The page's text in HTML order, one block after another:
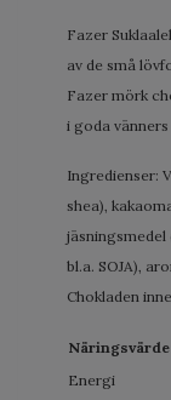
Fazer
av de små
Fazer mörk
i goda
Ingredienser:
shea),
bl.a. SOJA),
Chokladen
Energi